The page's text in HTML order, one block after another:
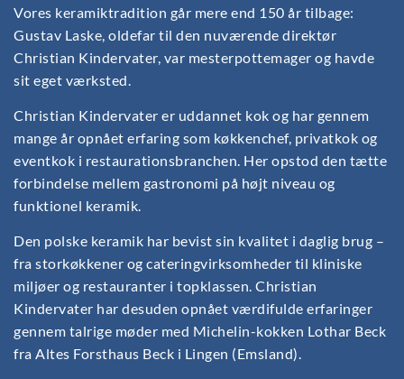
Vores keramiktradition går mere end 150 år tilbage:
Gustav Laske, oldefar til den nuværende direktør
Christian Kindervater, var mesterpottemager og havde
sit eget værksted.
Christian Kindervater er uddannet kok og har gennem
mange år opnået erfaring som køkkenchef, privatkok og
eventkok i restaurationsbranchen. Her opstod den tætte
forbindelse mellem gastronomi på højt niveau og
funktionel keramik.
Den polske keramik har bevist sin kvalitet i daglig brug –
fra storkøkkener og cateringvirksomheder til kliniske
miljøer og restauranter i topklassen. Christian
Kindervater har desuden opnået værdifulde erfaringer
gennem talrige møder med Michelin-kokken Lothar Beck
fra Altes Forsthaus Beck i Lingen (Emsland).